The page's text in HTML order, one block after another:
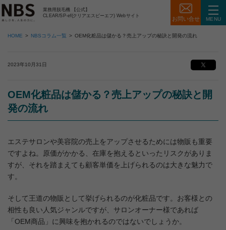
業務用脱毛機 【公式】
CLEAR/SP-ef(クリアエスピーエフ) Webサイト
お問い合せ MENU
HOME NBSコラム一覧 OEM化粧品は儲かる？売上アップの秘訣と開発の流れ
2023年10月31日
OEM化粧品は儲かる？売上アップの秘訣と開
発の流れ
エステサロンや美容院の売上をアップさせるためには物販も重要
ですよね。原価がかかる、在庫を抱えるといったリスクがありま
すが、それを踏まえても顧客単価を上げられるのは大きな魅力で
す。
そして王道の物販として挙げられるのが化粧品です。お客様との
相性も良い人気ジャンルですが、サロンオーナー様であれば
「OEM商品」に興味を抱かれるのではないでしょうか。